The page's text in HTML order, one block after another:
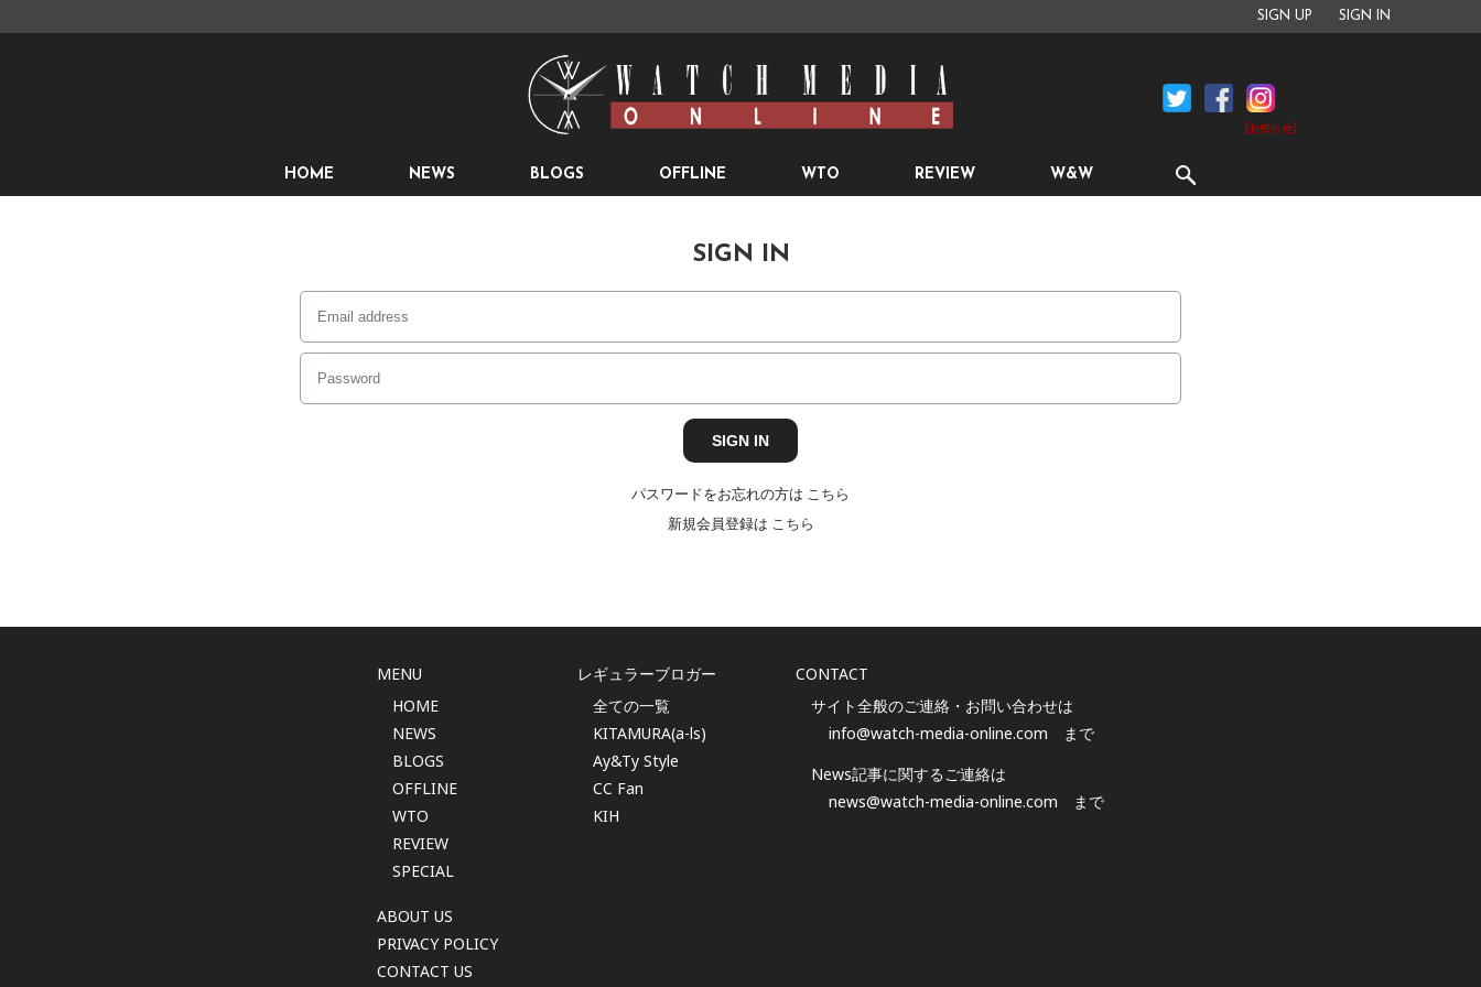
SIGN UP SIGN IN
[お知らせ]
HOME NEWS BLOGS OFFLINE WTO REVIEW W&W
SIGN IN
パスワードをお忘れの方は こちら
新規会員登録は こちら
MENU
HOME
NEWS
BLOGS
OFFLINE
WTO
REVIEW
SPECIAL
ABOUT US
PRIVACY POLICY
CONTACT US
レギュラーブロガー
全ての一覧
KITAMURA(a-ls)
Ay&Ty Style
CC Fan
KIH
CONTACT
サイト全般のご連絡・お問い合わせは
info@watch-media-online.com まで
News記事に関するご連絡は
news@watch-media-online.com まで